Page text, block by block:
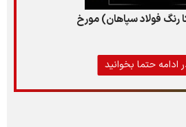
رنگ فولاد سپاهان) مورخ
ادامه حتما بخوانید